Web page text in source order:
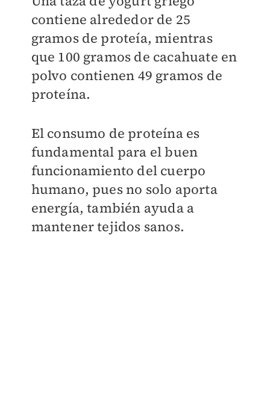
contiene alrededor de 25
gramos de proteía, mientras
que 100 gramos de cacahuate en
polvo contienen 49 gramos de
proteína.
El consumo de proteína es
fundamental para el buen
funcionamiento del cuerpo
humano, pues no solo aporta
energía, también ayuda a
mantener tejidos sanos.